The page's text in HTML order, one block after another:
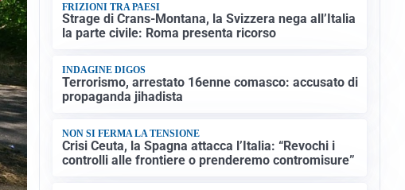
FRIZIONI TRA PAESI
Strage di Crans-Montana, la Svizzera nega all’Italia
la parte civile: Roma presenta ricorso
INDAGINE DIGOS
Terrorismo, arrestato 16enne comasco: accusato di
propaganda jihadista
NON SI FERMA LA TENSIONE
Crisi Ceuta, la Spagna attacca l’Italia: “Revochi i
controlli alle frontiere o prenderemo contromisure”